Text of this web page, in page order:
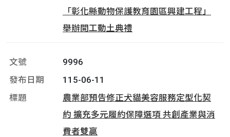
「彰化縣動物保護教育園區興建工程」
舉辦開工動土典禮
9996
115-06-11
農業部預告修正犬貓美容服務定型化契
約 擴充多元履約保障選項 共創產業與消
費者雙贏